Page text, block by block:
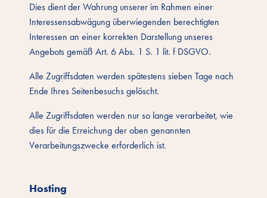
Dies dient der Wahrung unserer im Rahmen einer
Interessensabwägung überwiegenden berechtigten
Interessen an einer korrekten Darstellung unseres
Angebots gemäß Art. 6 Abs. 1 S. 1 lit. f DSGVO.
Alle Zugriffsdaten werden spätestens sieben Tage nach
Ende Ihres Seitenbesuchs gelöscht.
Alle Zugriffsdaten werden nur so lange verarbeitet, wie
dies für die Erreichung der oben genannten
Verarbeitungszwecke erforderlich ist.
Hosting